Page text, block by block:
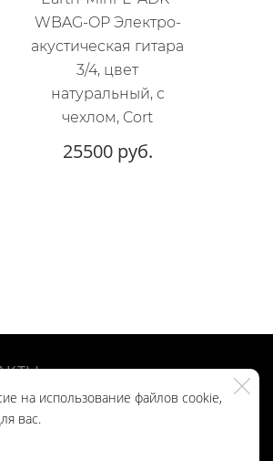
WBAG-OP Электро-
акустическая гитара
3/4, цвет
натуральный, с
чехлом, Cort
25500 руб.
на использование файлов cookie,
вас.